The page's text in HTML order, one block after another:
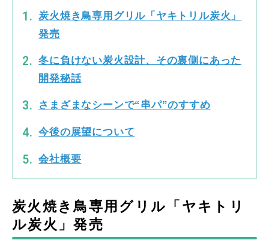
炭火焼き鳥専用グリル「ヤキトリル炭火」
発売
冬に負けない炭火設計、その裏側にあった
開発秘話
さまざまなシーンで“串パ”のすすめ
今後の展望について
会社概要
炭火焼き鳥専用グリル「ヤキトリ
ル炭火」発売